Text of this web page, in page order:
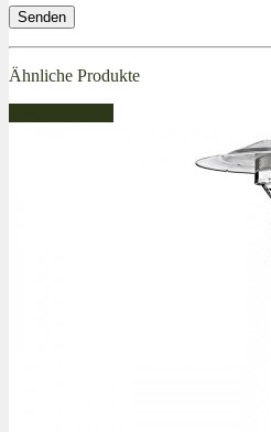
Ähnliche Produkte